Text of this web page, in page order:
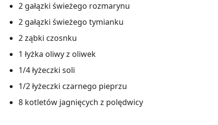
2 gałązki świeżego rozmarynu
2 gałązki świeżego tymianku
2 ząbki czosnku
1 łyżka oliwy z oliwek
1/4 łyżeczki soli
1/2 łyżeczki czarnego pieprzu
8 kotletów jagnięcych z polędwicy